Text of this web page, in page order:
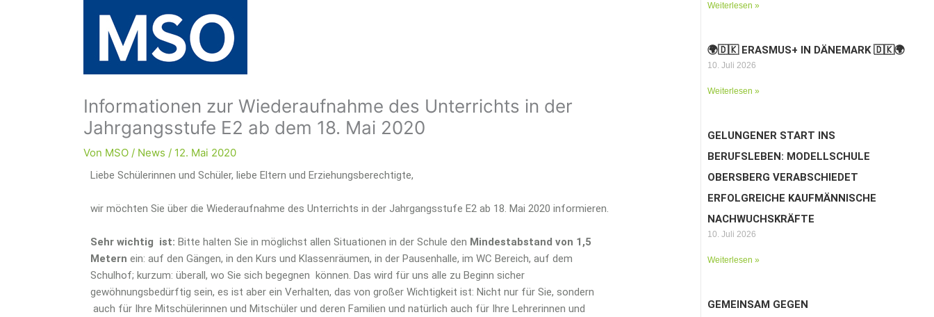
Informationen zur Wiederaufnahme des Unterrichts in der
Jahrgangsstufe E2 ab dem 18. Mai 2020
Von MSO / News / 12. Mai 2020
Liebe Schülerinnen und Schüler, liebe Eltern und Erziehungsberechtigte,
wir möchten Sie über die Wiederaufnahme des Unterrichts in der Jahrgangsstufe E2 ab 18. Mai 2020 informieren.
Sehr wichtig ist: Bitte halten Sie in möglichst allen Situationen in der Schule den Mindestabstand von 1,5
Metern ein: auf den Gängen, in den Kurs und Klassenräumen, in der Pausenhalle, im WC Bereich, auf dem
Schulhof; kurzum: überall, wo Sie sich begegnen können. Das wird für uns alle zu Beginn sicher
gewöhnungsbedürftig sein, es ist aber ein Verhalten, das von großer Wichtigkeit ist: Nicht nur für Sie, sondern
auch für Ihre Mitschülerinnen und Mitschüler und deren Familien und natürlich auch für Ihre Lehrerinnen und
Weiterlesen »
🌍🇩🇰 ERASMUS+ IN DÄNEMARK 🇩🇰🌍
10. Juli 2026
Weiterlesen »
GELUNGENER START INS
BERUFSLEBEN: MODELLSCHULE
OBERSBERG VERABSCHIEDET
ERFOLGREICHE KAUFMÄNNISCHE
NACHWUCHSKRÄFTE
10. Juli 2026
Weiterlesen »
GEMEINSAM GEGEN